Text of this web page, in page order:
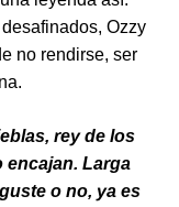
Ozzy
no rendirse, ser
rey de los
encajan. Larga
o no, ya es